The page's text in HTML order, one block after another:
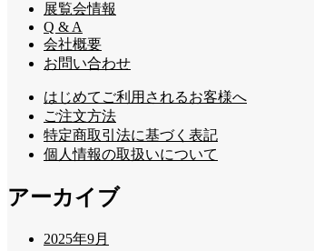
展覧会情報
Q & A
会社概要
お問い合わせ
はじめてご利用されるお客様へ
ご注文方法
特定商取引法に基づく表記
個人情報の取扱いについて
アーカイブ
2025年9月